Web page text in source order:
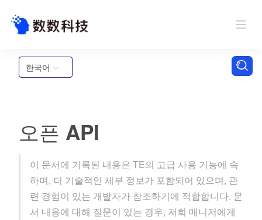
한국어
오픈 API
이 문서에 기록된 내용은 TE의 고급 사용 기능에 속
하며, 더 기술적인 세부 정보가 포함되어 있으며, 관
련 경험이 있는 개발자가 참조하기에 적합합니다. 문
서 내용에 대해 질문이 있는 경우, 저희 매니저에게